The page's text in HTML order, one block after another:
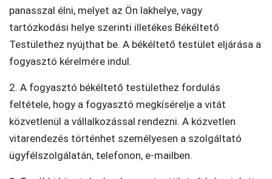
panasszal élni, melyet az Ön lakhelye, vagy
tartózkodási helye szerinti illetékes Békéltető
Testülethez nyújthat be. A békéltető testület eljárása a
fogyasztó kérelmére indul.
2. A fogyasztó békéltető testülethez fordulás
feltétele, hogy a fogyasztó megkísérelje a vitát
közvetlenül a vállalkozással rendezni. A közvetlen
vitarendezés történhet személyesen a szolgáltató
ügyfélszolgálatán, telefonon, e-mailben.